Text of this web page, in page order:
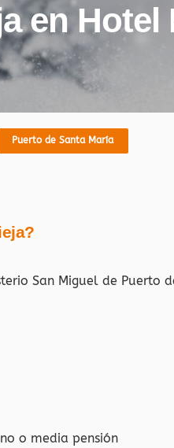
en
Puerto de Santa María
San Miguel de Puerto
o media pensión